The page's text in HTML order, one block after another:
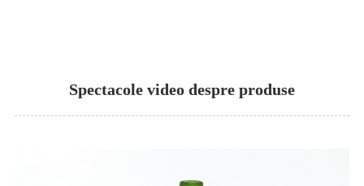
Spectacole video despre produse